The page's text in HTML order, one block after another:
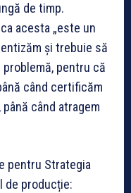
de timp.
acesta „este un
și trebuie să
pentru că
când certificăm
când atragem
pentru Strategia
de producție: